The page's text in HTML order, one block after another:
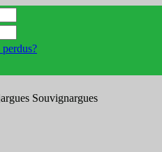
Souvignargues